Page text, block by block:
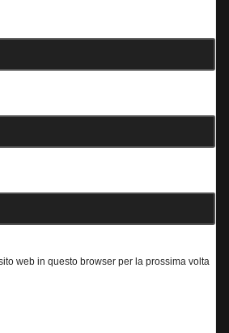
web in questo browser per la prossima volta